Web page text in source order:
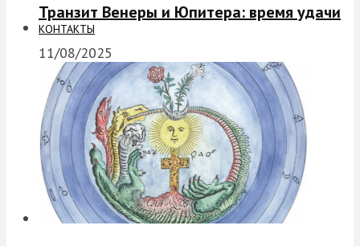
КОНТАКТЫ
Транзит Венеры и Юпитера: время удачи
11/08/2025